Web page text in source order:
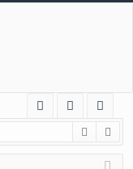
Q
m
eg
ist
Suche